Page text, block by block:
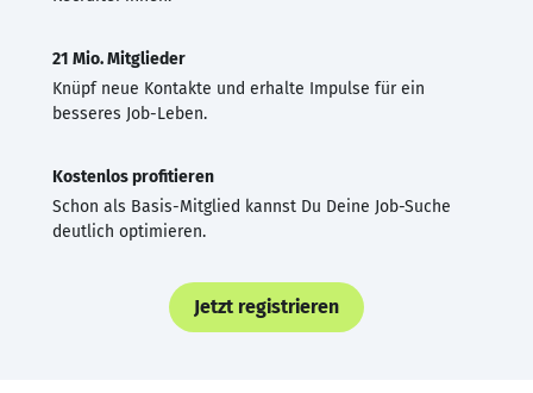
21 Mio. Mitglieder
Knüpf neue Kontakte und erhalte Impulse für ein
besseres Job-Leben.
Kostenlos profitieren
Schon als Basis-Mitglied kannst Du Deine Job-Suche
deutlich optimieren.
Jetzt registrieren